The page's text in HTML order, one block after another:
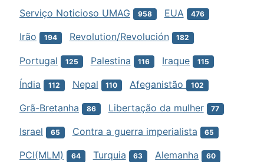
Serviço Noticioso UMAG
958 EUA 476
Irão 194 Revolution/Revolución 182
Portugal 125 Palestina 116 Iraque 115
Índia 112 Nepal 110 Afeganistão 102
Grã-Bretanha 86 Libertação da mulher 77
Israel 65 Contra a guerra imperialista 65
PCI(MLM) 64 Turquia 63 Alemanha 60